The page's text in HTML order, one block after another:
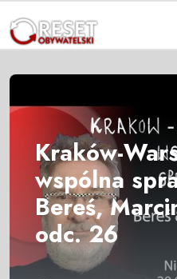
Kraków-
wspólna
Bereś,
odc. 26